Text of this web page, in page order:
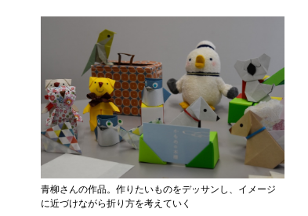
青柳さんの作品。作りたいものをデッサンし、イメージ
に近づけながら折り方を考えていく